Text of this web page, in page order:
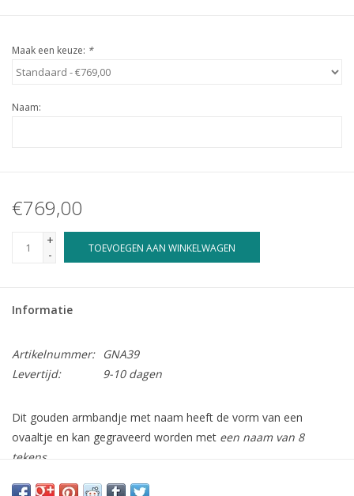
Maak een keuze: *
Naam:
€769,00
+
-
TOEVOEGEN AAN WINKELWAGEN
Informatie
Artikelnummer:
GNA39
Levertijd:
9-10 dagen
Dit gouden armbandje met naam heeft de vorm van een
ovaaltje en kan gegraveerd worden met een naam van 8
tekens.
Het ovaaltje heeft de volgende afmetingen: